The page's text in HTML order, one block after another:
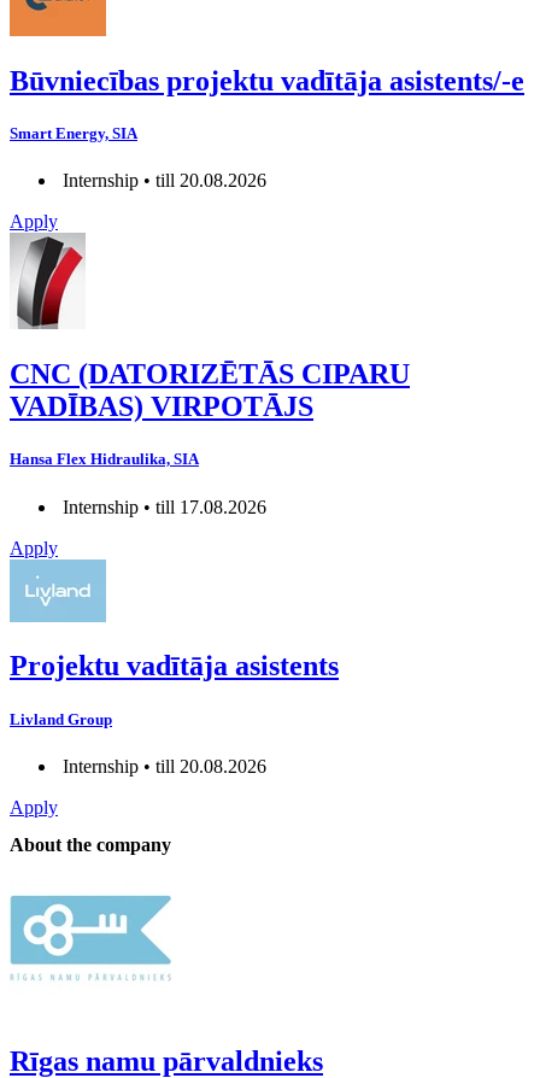
Būvniecības projektu vadītāja asistents/-e
Smart Energy, SIA
Internship • till 20.08.2026
Apply
CNC (DATORIZĒTĀS CIPARU
VADĪBAS) VIRPOTĀJS
Hansa Flex Hidraulika, SIA
Internship • till 17.08.2026
Apply
Projektu vadītāja asistents
Livland Group
Internship • till 20.08.2026
Apply
About the company
Rīgas namu pārvaldnieks